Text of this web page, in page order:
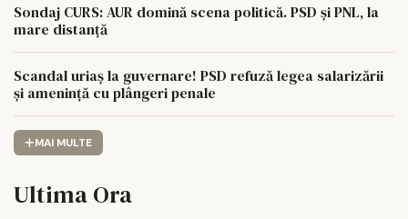
Sondaj CURS: AUR domină scena politică. PSD și PNL, la
mare distanță
Scandal uriaș la guvernare! PSD refuză legea salarizării
și amenință cu plângeri penale
MAI MULTE
Ultima Ora